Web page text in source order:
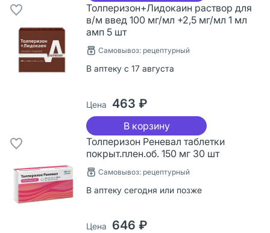
Толперизон+Лидокаин раствор для
в/м введ 100 мг/мл +2,5 мг/мл 1 мл
амп 5 шт
Самовывоз: рецептурный
В аптеку с 17 августа
Цена 463 ₽
В корзину
Толперизон Реневал таблетки
покрыт.плен.об. 150 мг 30 шт
Самовывоз: рецептурный
В аптеку сегодня или позже
Цена 646 ₽